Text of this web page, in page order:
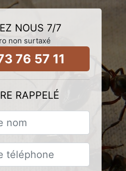
NOUS 7/7
non surtaxé
76 57 11
RAPPELÉ